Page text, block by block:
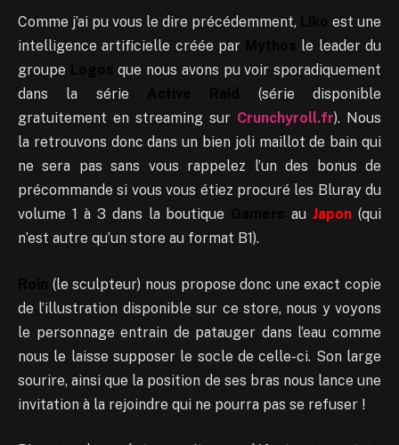
Comme j’ai pu vous le dire précédemment,
est une
intelligence artificielle créée par
le leader du
groupe
que nous avons pu voir sporadiquement
dans la série
(série disponible
gratuitement en streaming sur Crunchyroll.fr). Nous
la retrouvons donc dans un bien joli maillot de bain qui
ne sera pas sans vous rappelez l’un des bonus de
précommande si vous vous étiez procuré les Bluray du
volume 1 à 3 dans la boutique
auJapon (qui
n’est autre qu’un store au format B1).
(le sculpteur) nous propose donc une exact copie
de l’illustration disponible sur ce store, nous y voyons
le personnage entrain de patauger dans l’eau comme
nous le laisse supposer le socle de celle-ci. Son large
sourire, ainsi que la position de ses bras nous lance une
invitation à la rejoindre qui ne pourra pas se refuser !